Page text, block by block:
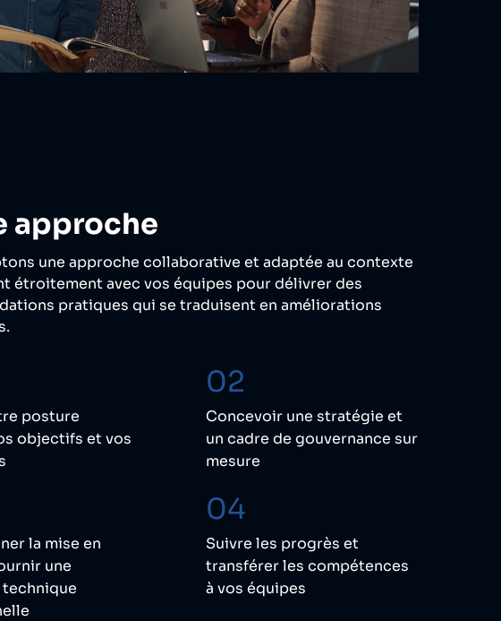
approche
une approche collaborative et adaptée au contexte
étroitement avec vos équipes pour délivrer des
pratiques qui se traduisent en améliorations
posture
objectifs et vos
02
Concevoir une stratégie et
un cadre de gouvernance sur
mesure
la mise en
une
04
Suivre les progrès et
transférer les compétences
à vos équipes